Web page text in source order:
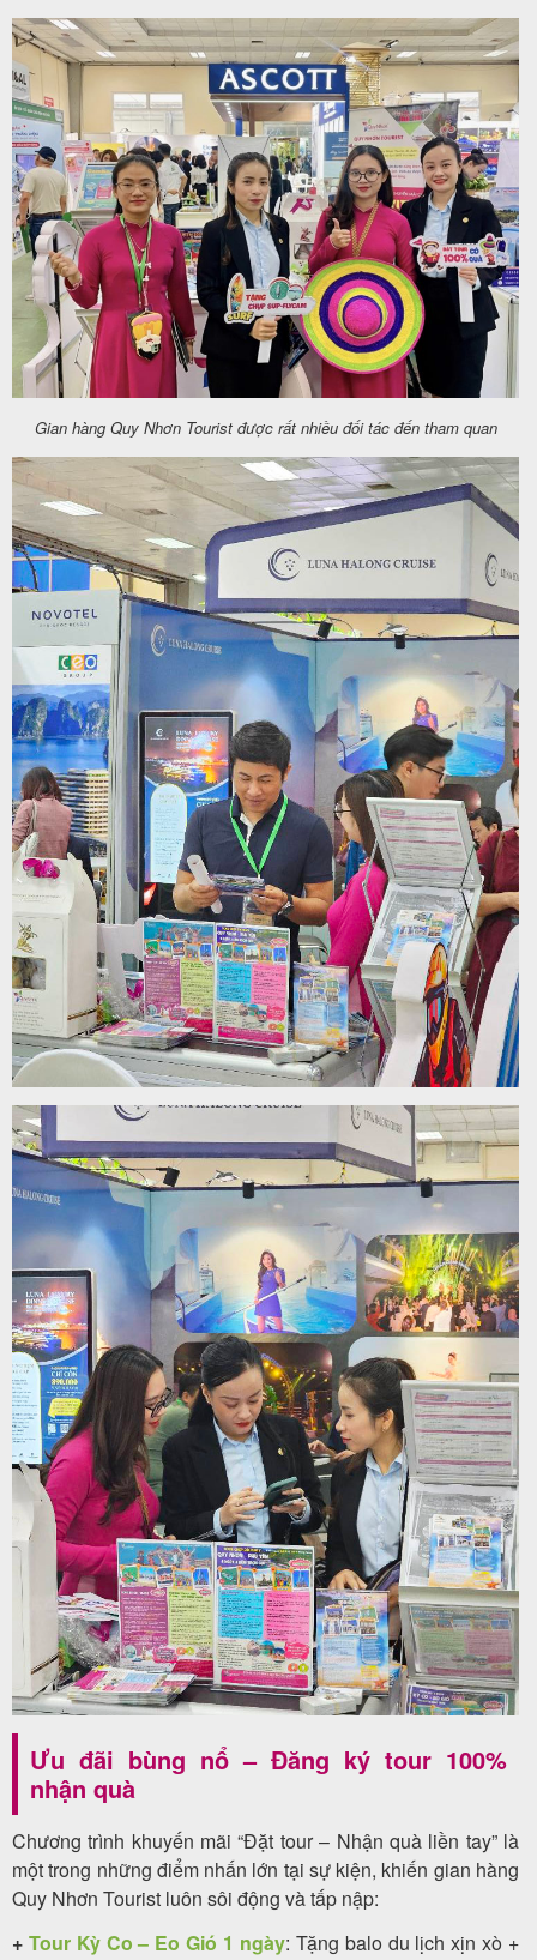
Gian hàng Quy Nhơn Tourist được rất nhiều đối tác đến tham quan
Ưu đãi bùng nổ – Đăng ký tour 100%
nhận quà
Chương trình khuyến mãi “Đặt tour – Nhận quà liền tay” là
một trong những điểm nhấn lớn tại sự kiện, khiến gian hàng
Quy Nhơn Tourist luôn sôi động và tấp nập:
+ Tour Kỳ Co – Eo Gió 1 ngày: Tặng balo du lịch xịn xò +